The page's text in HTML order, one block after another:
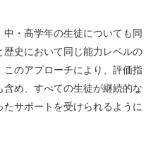
・高学年の生徒についても同
史において同じ能力レベルの
のアプローチにより、評価指
め、すべての生徒が継続的な
サポートを受けられるように